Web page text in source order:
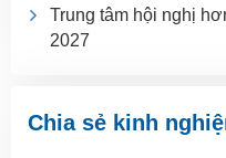
Trung tâm hội nghị
2027
Chia sẻ kinh